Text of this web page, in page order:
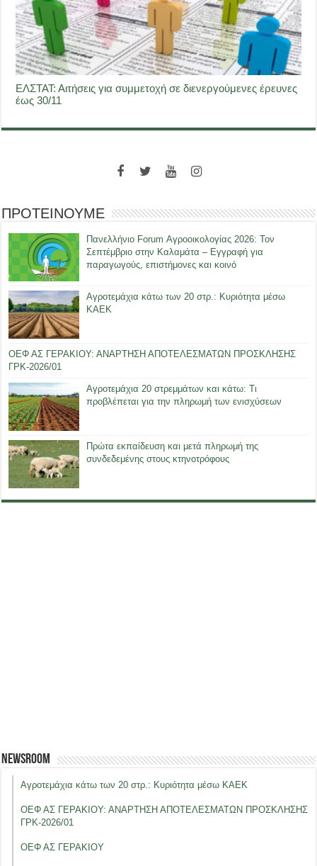
ΕΛΣΤΑΤ: Αιτήσεις για συμμετοχή σε διενεργούμενες έρευνες
έως 30/11
ΠΡΟΤΕΙΝΟΥΜΕ
Πανελλήνιο Forum Αγροοικολογίας 2026: Τον
Σεπτέμβριο στην Καλαμάτα – Εγγραφή για
παραγωγούς, επιστήμονες και κοινό
Αγροτεμάχια κάτω των 20 στρ.: Κυριότητα μέσω
ΚΑΕΚ
ΟΕΦ ΑΣ ΓΕΡΑΚΙΟΥ: ΑΝΑΡΤΗΣΗ ΑΠΟΤΕΛΕΣΜΑΤΩΝ ΠΡΟΣΚΛΗΣΗΣ
ΓΡΚ-2026/01
Αγροτεμάχια 20 στρεμμάτων και κάτω: Τι
προβλέπεται για την πληρωμή των ενισχύσεων
Πρώτα εκπαίδευση και μετά πληρωμή της
συνδεδεμένης στους κτηνοτρόφους
Newsroom
Αγροτεμάχια κάτω των 20 στρ.: Κυριότητα μέσω ΚΑΕΚ
ΟΕΦ ΑΣ ΓΕΡΑΚΙΟΥ: ΑΝΑΡΤΗΣΗ ΑΠΟΤΕΛΕΣΜΑΤΩΝ ΠΡΟΣΚΛΗΣΗΣ
ΓΡΚ-2026/01
ΟΕΦ ΑΣ ΓΕΡΑΚΙΟΥ